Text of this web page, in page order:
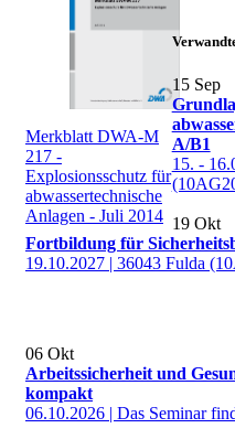
Merkblatt DWA-M
217 -
Explosionsschutz für
abwassertechnische
Anlagen - Juli 2014
15 Sep
A/B1
15. -
19 Okt
Fortbildung für
19.10.2027 | 36043 Fulda
06 Okt
Arbeitssicherheit und
kompakt
06.10.2026 | Das Seminar